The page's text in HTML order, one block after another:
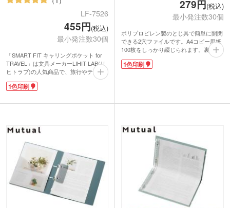
LF-7526
455円(税込)
最小発注数30個
「SMART FIT キャリングポケット for
TRAVEL」は文具メーカーLIHIT LAB(リ
ヒトラブ)の人気商品で、旅行やテーマ
パークで必要なチケット・地図類をまと
められるコンパクトファイル。ジャケッ
で、女性の小さなバッグにもきちんとお
券、紙幣用・地図等が入る全部で5種の
合わせて仕分けができ、これだけで海外
旅行に必要なアイテムがまとまります。
ジッパーよりも早く開けるゴムバンドな
ので、チェックインや入国審査の時でも
スマートに必要書類を取り出せます。遊
園地やライブでも大活躍!
本体カラーは全5種類です。ファイルの
表紙に1色の名入れができます。
1色印刷
279円(税込)
最小発注数30個
ポリプロピレン製のとじ具で簡単に開閉
できる2穴ファイルです。A4コピー用紙
100枚をしっかり綴じられます。裏表紙
には折り目が入っており大きく開きやす
く、書類の閲覧もスムーズ。会議資料や
布、オープンキャンパスなどでお渡しす
れば喜ばれます。
1色印刷